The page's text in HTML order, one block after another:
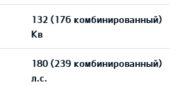
132 (176 комбинированный)
Кв
180 (239 комбинированный)
л.с.